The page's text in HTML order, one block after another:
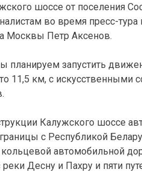
шоссе от поселения
во время пресс-тура
Москвы Петр Аксенов.
планируем запустить
11,5 км, с
Калужского шоссе
с Республикой
автомобильной
Десну и Пахру и пяти